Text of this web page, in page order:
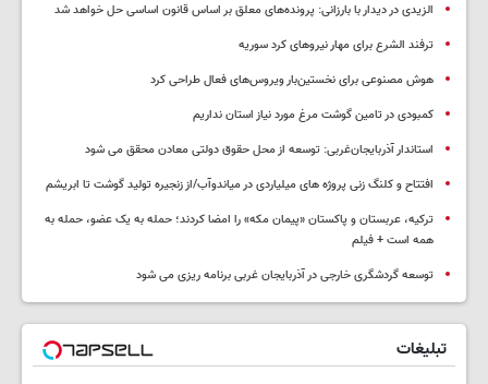
الزیدی در دیدار با بارزانی: پرونده‌های معلق بر اساس قانون اساسی حل خواهد شد
ترفند الشرع برای مهار نیروهای کرد سوریه
هوش مصنوعی برای نخستین‌بار ویروس‌های فعال طراحی کرد
کمبودی در تامین گوشت مرغ مورد نیاز استان نداریم
استاندار آذربایجان‌غربی: توسعه از محل حقوق دولتی معادن محقق می شود
افتتاح و کلنگ زنی پروژه های میلیاردی در میاندوآب/از زنجیره تولید گوشت تا ابریشم
ترکیه، عربستان و پاکستان «پیمان مکه» را امضا کردند؛ حمله به یک عضو، حمله به
همه است + فیلم
توسعه گردشگری خارجی در آذربایجان غربی برنامه ریزی می شود
تبلیغات